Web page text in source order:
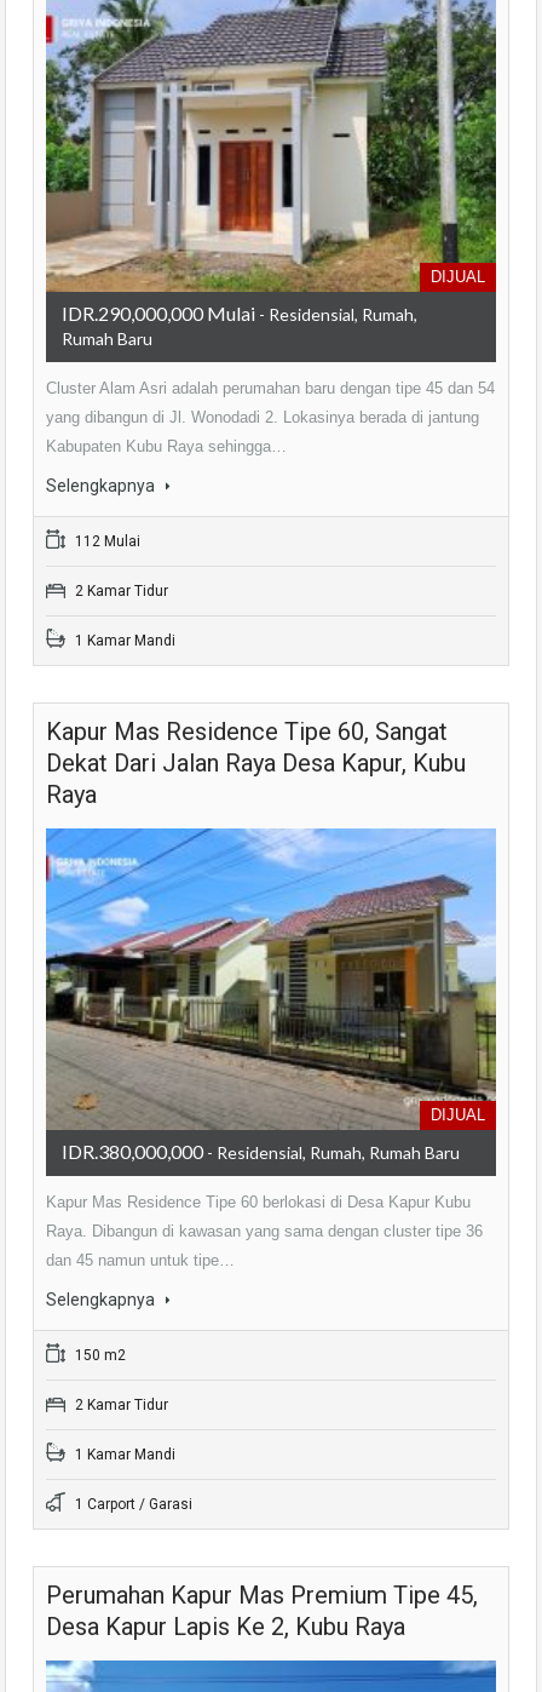
DIJUAL
IDR.290,000,000 Mulai - Residensial, Rumah,
Rumah Baru
Cluster Alam Asri adalah perumahan baru dengan tipe 45 dan 54
yang dibangun di Jl. Wonodadi 2. Lokasinya berada di jantung
Kabupaten Kubu Raya sehingga…
Selengkapnya
112 Mulai
2 Kamar Tidur
1 Kamar Mandi
Kapur Mas Residence Tipe 60, Sangat
Dekat Dari Jalan Raya Desa Kapur, Kubu
Raya
DIJUAL
IDR.380,000,000 - Residensial, Rumah, Rumah Baru
Kapur Mas Residence Tipe 60 berlokasi di Desa Kapur Kubu
Raya. Dibangun di kawasan yang sama dengan cluster tipe 36
dan 45 namun untuk tipe…
Selengkapnya
150 m2
2 Kamar Tidur
1 Kamar Mandi
1 Carport / Garasi
Perumahan Kapur Mas Premium Tipe 45,
Desa Kapur Lapis Ke 2, Kubu Raya